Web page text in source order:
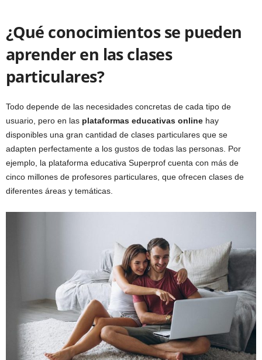
¿Qué conocimientos se pueden
aprender en las clases
particulares?
Todo depende de las necesidades concretas de cada tipo de
usuario, pero en las plataformas educativas online hay
disponibles una gran cantidad de clases particulares que se
adapten perfectamente a los gustos de todas las personas. Por
ejemplo, la plataforma educativa Superprof cuenta con más de
cinco millones de profesores particulares, que ofrecen clases de
diferentes áreas y temáticas.